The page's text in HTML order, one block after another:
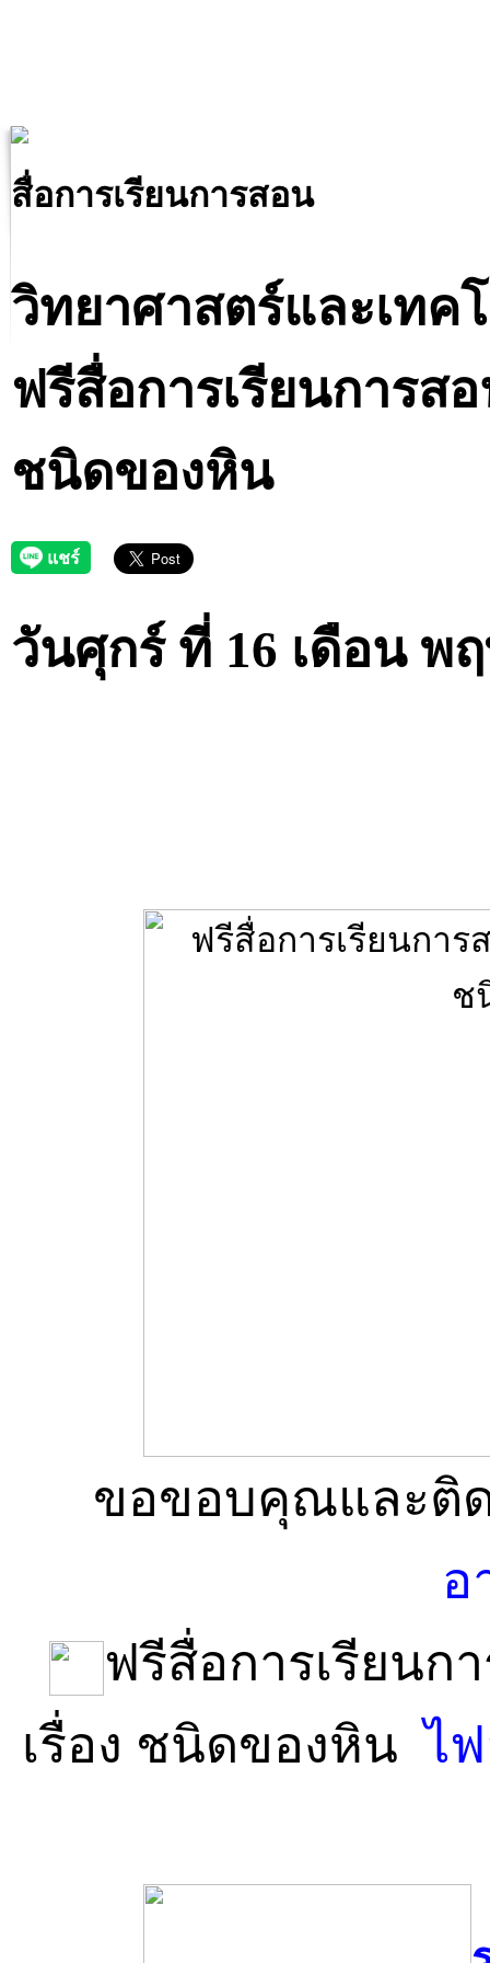
สื่อการเรียนการสอน
วิทยาศาสตร์และเทค
ฟรีสื่อการเรียนการส
ชนิดของหิน
วันศุกร์ ที่ 16 เดือน พ
ขอขอบคุณและติ
อ
ฟรีสื่อการเรียนก
เรื่อง ชนิดของหินไ